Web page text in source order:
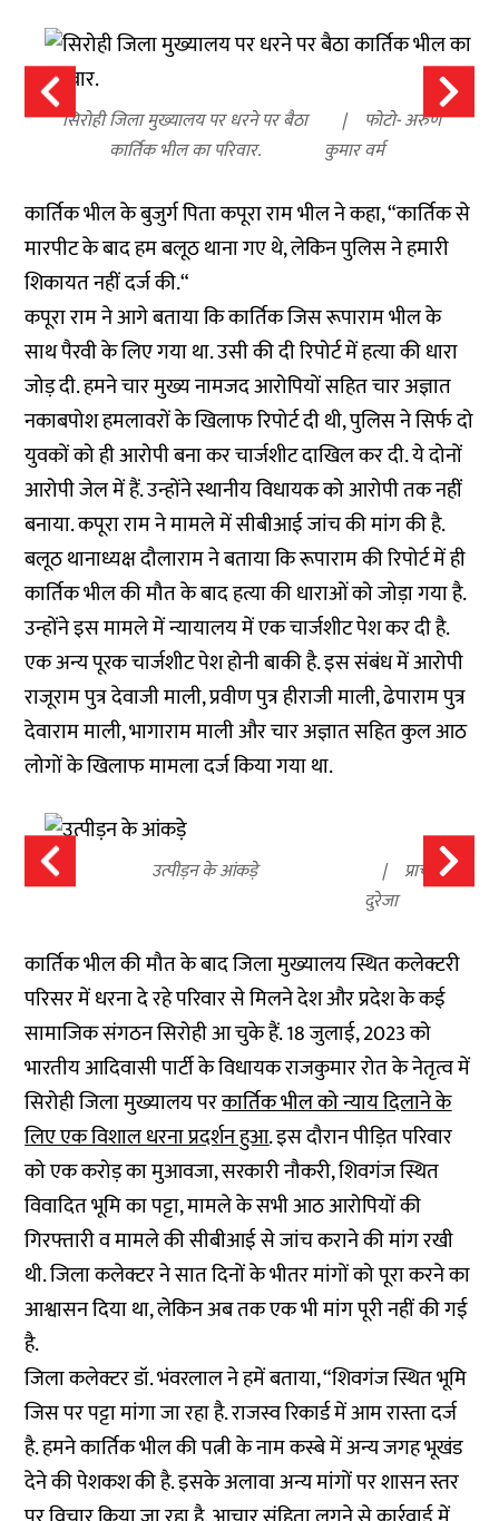
सिरोही जिला मुख्यालय पर धरने पर बैठा
कार्तिक भील का परिवार.
फोटो- अरुण
कुमार वर्म
कार्तिक भील के बुजुर्ग पिता कपूरा राम भील ने कहा, “कार्तिक से
मारपीट के बाद हम बलूठ थाना गए थे, लेकिन पुलिस ने हमारी
शिकायत नहीं दर्ज की.“
कपूरा राम ने आगे बताया कि कार्तिक जिस रूपाराम भील के
साथ पैरवी के लिए गया था. उसी की दी रिपोर्ट में हत्या की धारा
जोड़ दी. हमने चार मुख्य नामजद आरोपियों सहित चार अज्ञात
नकाबपोश हमलावरों के खिलाफ रिपोर्ट दी थी, पुलिस ने सिर्फ दो
युवकों को ही आरोपी बना कर चार्जशीट दाखिल कर दी. ये दोनों
आरोपी जेल में हैं. उन्होंने स्थानीय विधायक को आरोपी तक नहीं
बनाया. कपूरा राम ने मामले में सीबीआई जांच की मांग की है.
बलूठ थानाध्यक्ष दौलाराम ने बताया कि रूपाराम की रिपोर्ट में ही
कार्तिक भील की मौत के बाद हत्या की धाराओं को जोड़ा गया है.
उन्होंने इस मामले में न्यायालय में एक चार्जशीट पेश कर दी है.
एक अन्य पूरक चार्जशीट पेश होनी बाकी है. इस संबंध में आरोपी
राजूराम पुत्र देवाजी माली, प्रवीण पुत्र हीराजी माली, ढेपाराम पुत्र
देवाराम माली, भागाराम माली और चार अज्ञात सहित कुल आठ
लोगों के खिलाफ मामला दर्ज किया गया था.
उत्पीड़न के आंकड़े
प्राची
दुरेजा
कार्तिक भील की मौत के बाद जिला मुख्यालय स्थित कलेक्टरी
परिसर में धरना दे रहे परिवार से मिलने देश और प्रदेश के कई
सामाजिक संगठन सिरोही आ चुके हैं. 18 जुलाई, 2023 को
भारतीय आदिवासी पार्टी के विधायक राजकुमार रोत के नेतृत्व में
सिरोही जिला मुख्यालय परकार्तिक भील को न्याय दिलाने के
लिए एक विशाल धरना प्रदर्शन हुआ. इस दौरान पीड़ित परिवार
को एक करोड़ का मुआवजा, सरकारी नौकरी, शिवगंज स्थित
विवादित भूमि का पट्टा, मामले के सभी आठ आरोपियों की
गिरफ्तारी व मामले की सीबीआई से जांच कराने की मांग रखी
थी. जिला कलेक्टर ने सात दिनों के भीतर मांगों को पूरा करने का
आश्वासन दिया था, लेकिन अब तक एक भी मांग पूरी नहीं की गई
है.
जिला कलेक्टर डॉ. भंवरलाल ने हमें बताया, “शिवगंज स्थित भूमि
जिस पर पट्टा मांगा जा रहा है. राजस्व रिकार्ड में आम रास्ता दर्ज
है. हमने कार्तिक भील की पत्नी के नाम कस्बे में अन्य जगह भूखंड
देने की पेशकश की है. इसके अलावा अन्य मांगों पर शासन स्तर